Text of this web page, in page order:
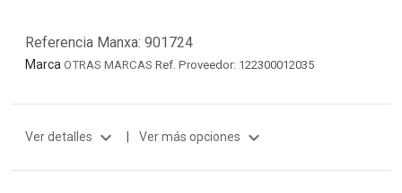
Referencia Manxa: 901724
Marca OTRAS MARCAS Ref. Proveedor: 122300012035
Ver detalles expand_more | Ver más opciones expand_more